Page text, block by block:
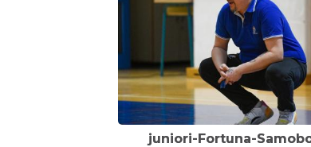
juniori-Fortuna-